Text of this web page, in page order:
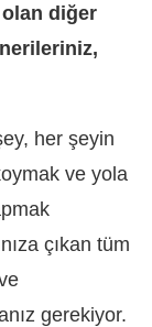
diğer
her şeyin
ve yola
çıkan tüm
gerekiyor.